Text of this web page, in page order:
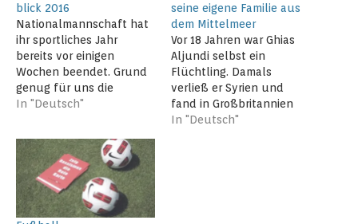
blick 2016
Nationalmannschaft hat
ihr sportliches Jahr
bereits vor einigen
Wochen beendet. Grund
genug für uns die
Leistungen der Jungs mal
der Weltmeisterschaft ist
leider spätestens seit
dem März klar. Die Jungs
opferten sich bei der
knappen Niederlage in
In "Deutsch"
seine eigene Familie aus
dem Mittelmeer
Vor 18 Jahren war Ghias
Aljundi selbst ein
Flüchtling. Damals
verließ er Syrien und
fand in Großbritannien
eine neue Heimat. Jetzt
In "Deutsch"